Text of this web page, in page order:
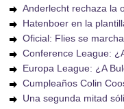
Anderlecht rechaza la
Hatenboer en la
Oficial: Flies se
Conference League:
Europa League: ¿A
Cumpleaños Colin
Una segunda mitad